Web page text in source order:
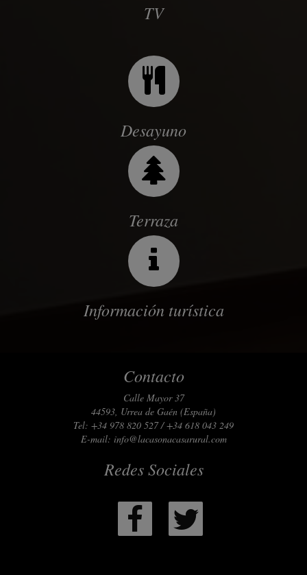
TV
Desayuno
Terraza
Información turística
Contacto
Calle Mayor 37
44593, Urrea de Gaén (España)
Tel: +34 978 820 527 / +34 618 043 249
E-mail: info@lacasonacasarural.com
Redes Sociales